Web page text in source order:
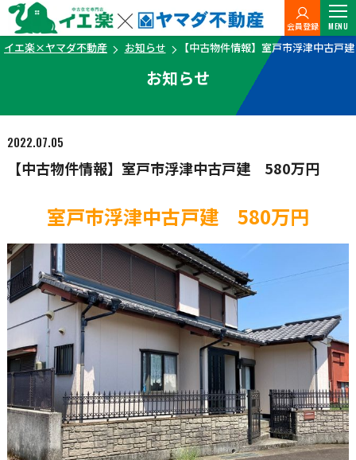
会員登録 MENU
イエ楽×ヤマダ不動産 お知らせ 【中古物件情報】室戸市浮津中古戸
お知らせ
2022.07.05
【中古物件情報】室戸市浮津中古戸建 580万円
室戸市浮津中古戸建 580万円